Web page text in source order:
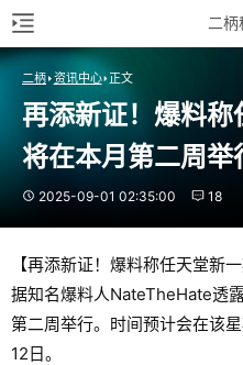
二柄
二柄 资讯中心 正文
再添新证！爆料
将在本月第二周举
2025-09-01 02:35:00 18
【再添新证！爆料称任天堂新
据知名爆料人NateTheHate透
第二周举行。时间预计会在该
12日。